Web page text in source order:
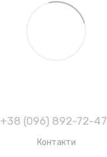
+38 (096) 892-72-47
Контакти